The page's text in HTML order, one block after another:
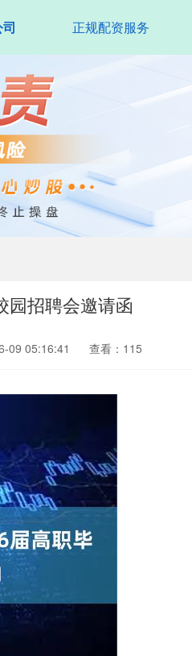
正规配资服务
园招聘会邀请函
09 05:16:41 查看：115